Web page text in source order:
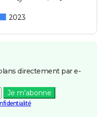
2023
directement par e-
Je m'abonne